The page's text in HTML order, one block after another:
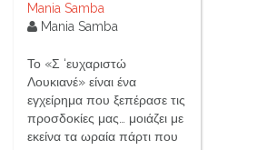
Mania Samba
Mania Samba
Το «Σ ‘ευχαριστώ
Λουκιανέ» είναι ένα
εγχείρημα που ξεπέρασε τις
προσδοκίες μας… μοιάζει με
εκείνα τα ωραία πάρτι που